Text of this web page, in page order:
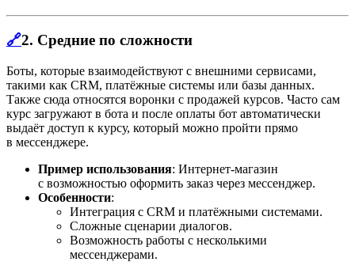
🔗2. Средние по сложности
Боты, которые взаимодействуют с внешними сервисами,
такими как CRM, платёжные системы или базы данных.
Также сюда относятся воронки с продажей курсов. Часто сам
курс загружают в бота и после оплаты бот автоматически
выдаёт доступ к курсу, который можно пройти прямо
в мессенджере.
Пример использования: Интернет-магазин
с возможностью оформить заказ через мессенджер.
Особенности:
Интеграция с CRM и платёжными системами.
Сложные сценарии диалогов.
Возможность работы с несколькими
мессенджерами.